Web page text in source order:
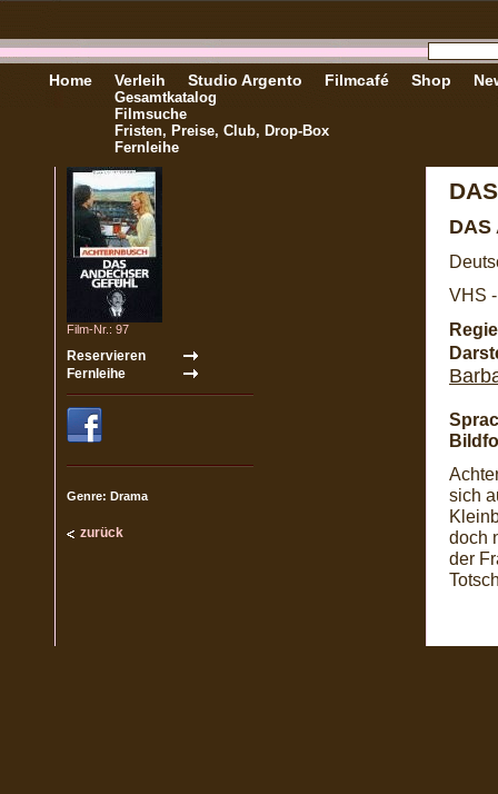
Home Verleih
Gesamtkatalog
Filmsuche
Fristen, Preise, Club, Drop-Box
Fernleihe
Studio Argento Filmcafé Shop
Film-Nr.: 97
Genre: Drama
zurück
DAS
VHS
sich
doch
der